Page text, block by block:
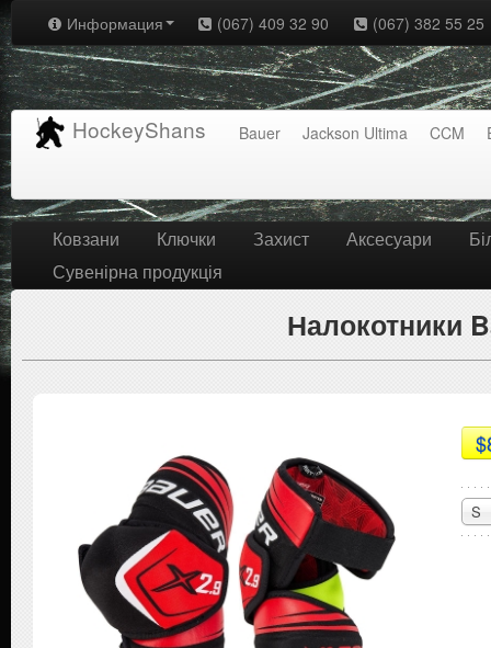
Информация (067) 409 32 90 (067) 382 55 25
HockeyShans Bauer Jackson Ultima CCM
Ковзани Ключки Захист Аксесуари
Сувенірна продукція
Налокотники
S